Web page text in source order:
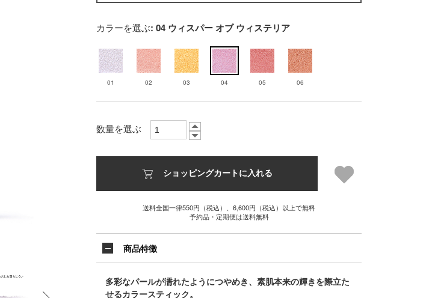
カラーを選ぶ: 04 ウィスパー オブ ウィステリア
01 02 03 04 05 06
数量を選ぶ
ショッピングカートに入れる
送料全国一律550円（税込）、6,600円（税込）以上で無料
予約品・定期便は送料無料
商品特徴
多彩なパールが濡れたようにつやめき、素肌本来の輝きを際立た
せるカラースティック。